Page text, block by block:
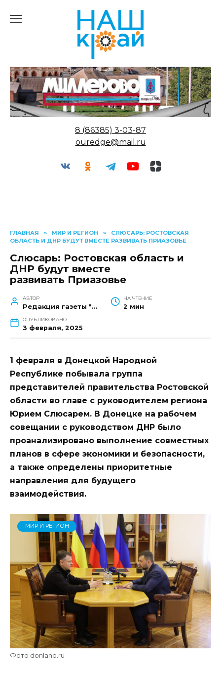
8 (86385) 3-03-87
ouredge@mail.ru
ГЛАВНАЯ » МИР И РЕГИОН »
СЛЮСАРЬ: РОСТОВСКАЯ
ОБЛАСТЬ И ДНР БУДУТ ВМЕСТЕ РАЗВИВАТЬ ПРИАЗОВЬЕ
Слюсарь: Ростовская область и
ДНР будут вместе
развивать Приазовье
АВТОР
Редакция газеты "Наш край"
НА ЧТЕНИЕ
2 мин
ОПУБЛИКОВАНО
3 февраля, 2025
1 февраля в Донецкой Народной
Республике побывала группа
представителей правительства Ростовской
области во главе с руководителем региона
Юрием Слюсарем. В Донецке на рабочем
совещании с руководством ДНР было
проанализировано выполнение совместных
планов в сфере экономики и безопасности,
а также определены приоритетные
направления для будущего
взаимодействия.
Фото donland.ru
МИР И РЕГИОН